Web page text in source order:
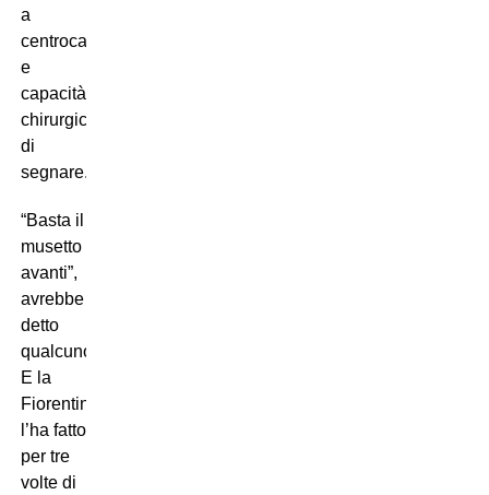
a
centrocampo
e
capacità
chirurgica
di
segnare.
“Basta il
musetto
avanti”,
avrebbe
detto
qualcuno.
E la
Fiorentina
l’ha fatto
per tre
volte di